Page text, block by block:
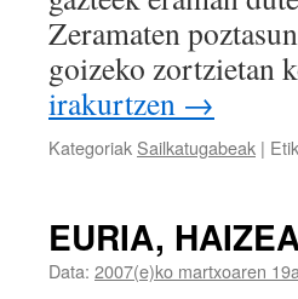
Zeramaten
goizeko zortzietan
irakurtzen →
Kategoriak Sailkatugabeak |
EURIA,
Data: 2007(e)ko martxoaren 19a